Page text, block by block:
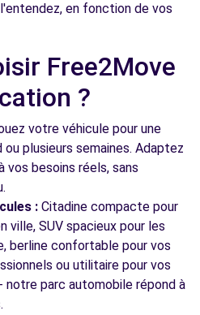
AUTOS -
7.3
les agences
en fonction de vos
Free2Move
?
votre véhicule pour une
ou plusieurs semaines. Adaptez
vos besoins réels, sans
: Citadine compacte pour
ville, SUV spacieux pour les
berline confortable pour vos
ou utilitaire pour vos
notre parc automobile répond à